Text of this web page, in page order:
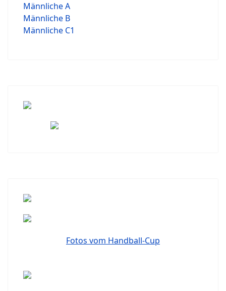
Männliche A
Männliche B
Männliche C1
Fotos vom Handball-Cup